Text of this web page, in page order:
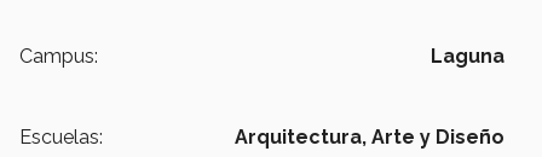
Campus: Laguna
Escuelas: Arquitectura, Arte y Diseño